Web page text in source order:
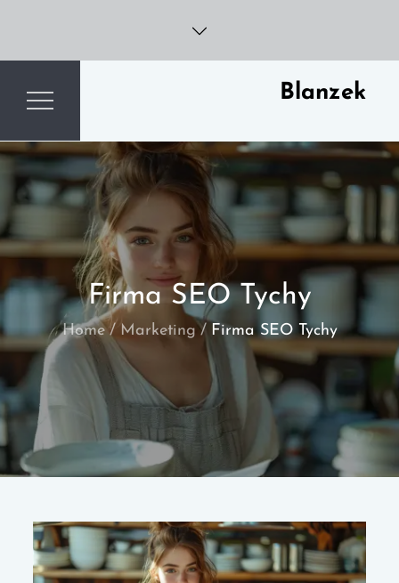
content
Blanzek
Firma SEO Tychy
Home Marketing Firma SEO Tychy